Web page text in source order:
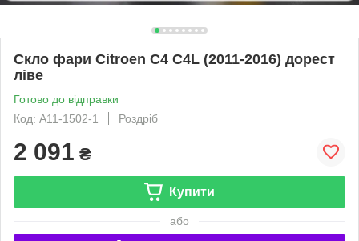
Скло фари Citroen C4 C4L (2011-2016) дорест
ліве
Готово до відправки
Код: A11-1502-1
Роздріб
2 091 ₴
Купити
або